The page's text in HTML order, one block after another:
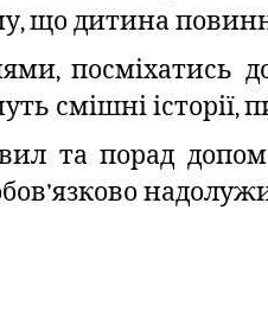
що дитина
посміхатись
смішні історії,
та порад